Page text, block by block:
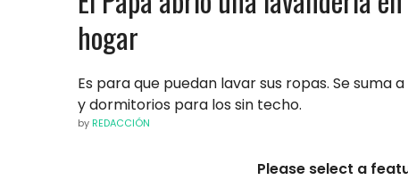
hogar
Es para que puedan lavar sus ropas. Se suma
y dormitorios para los sin techo.
by REDACCIÓN
Please select a